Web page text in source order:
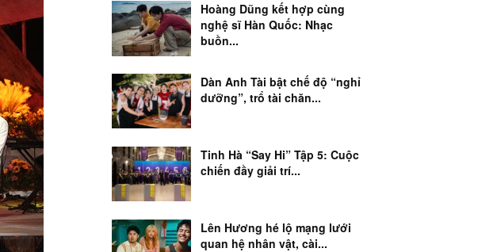
Hoàng Dũng kết hợp cùng
nghệ sĩ Hàn Quốc: Nhạc
buồn...
Dàn Anh Tài bật chế độ “nghỉ
dưỡng”, trổ tài chăn...
Tinh Hà “Say Hi” Tập 5: Cuộc
chiến đầy giải trí...
Lên Hương hé lộ mạng lưới
quan hệ nhân vật, cài...